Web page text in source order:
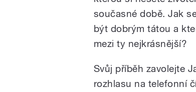
současné době. Jak
být dobrým tátou a
mezi ty nejkrásnější?
Svůj příběh zavolejte
rozhlasu na telefonní